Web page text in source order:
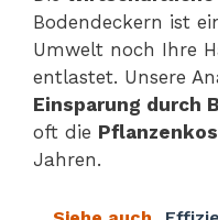
Bodendeckern ist
Umwelt noch Ihre
entlastet. Unsere
Einsparung durch
oft die
Jahren.